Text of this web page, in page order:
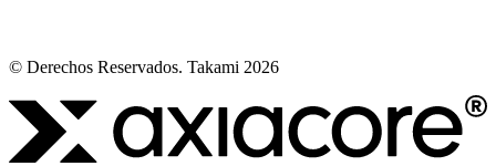
© Derechos Reservados. Takami 2026